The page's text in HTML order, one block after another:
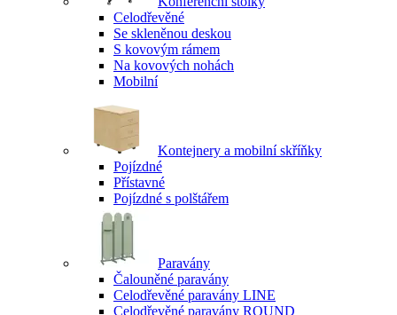
Celodřevěné
Se skleněnou deskou
S kovovým rámem
Na kovových nohách
Mobilní
Kontejnery a mobilní skříňky
Pojízdné
Přístavné
Pojízdné s polštářem
Paravány
Čalouněné paravány
Celodřevěné paravány LINE
Celodřevěné paravány ROUND